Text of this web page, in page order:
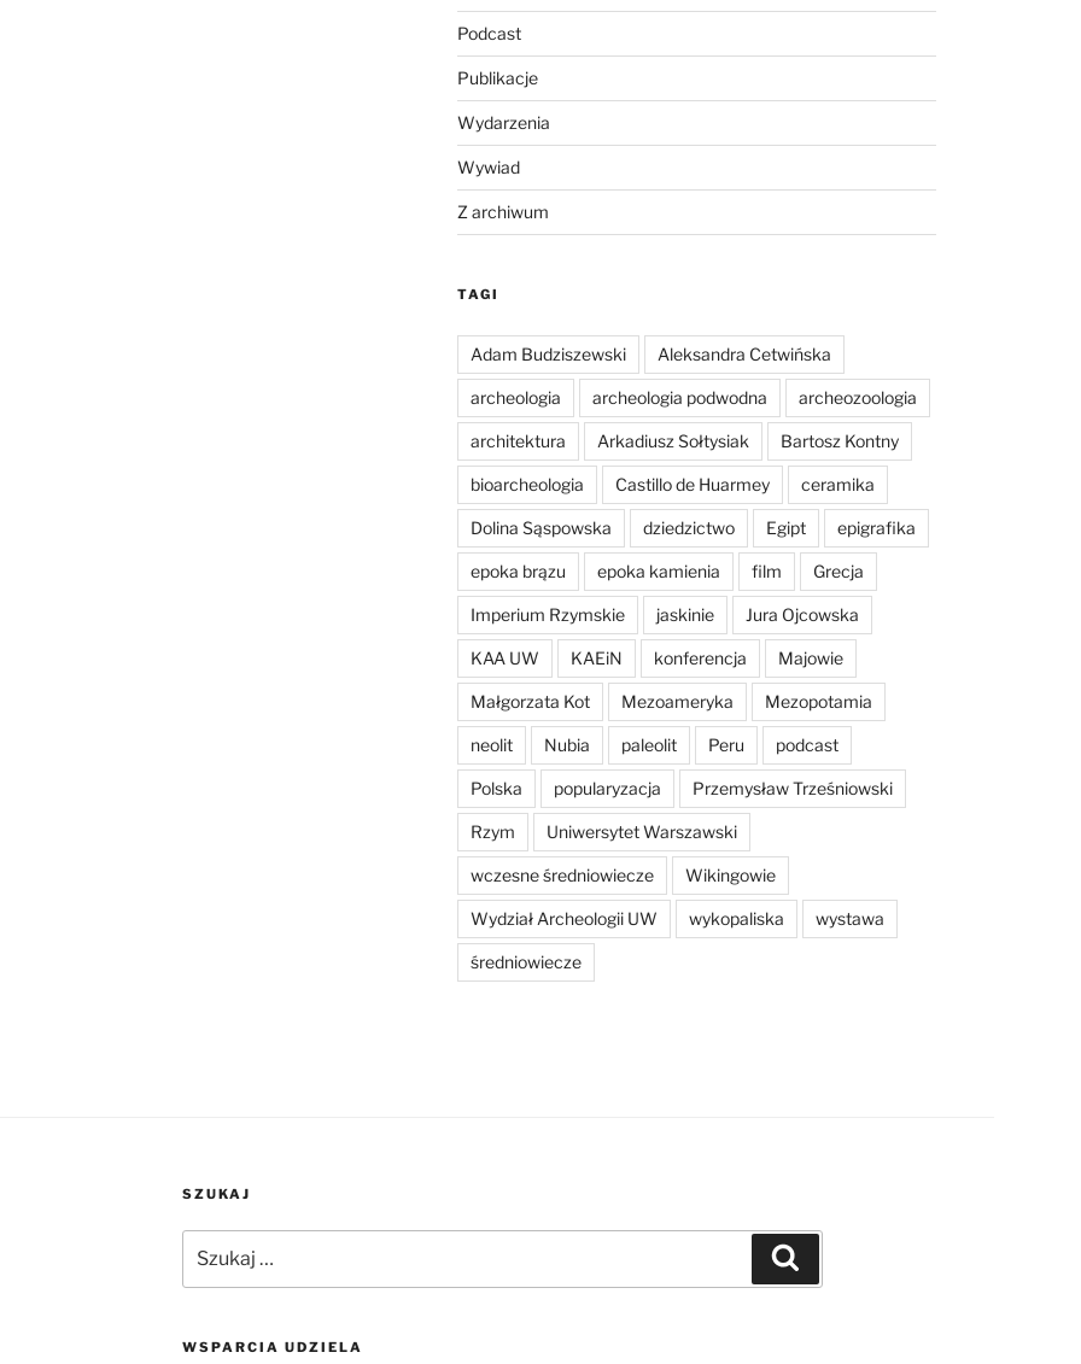
Podcast
Publikacje
Wydarzenia
Wywiad
Z archiwum
TAGI
Adam Budziszewski Aleksandra Cetwińska
archeologia archeologia podwodna archeozoologia
architektura Arkadiusz Sołtysiak Bartosz Kontny
bioarcheologia Castillo de Huarmey ceramika
Dolina Sąspowska dziedzictwo Egipt epigrafika
epoka brązu epoka kamienia film Grecja
Imperium Rzymskie jaskinie Jura Ojcowska
KAA UW KAEiN konferencja Majowie
Małgorzata Kot Mezoameryka Mezopotamia
neolit Nubia paleolit Peru podcast
Polska popularyzacja Przemysław Trześniowski
Rzym Uniwersytet Warszawski
wczesne średniowiecze Wikingowie
Wydział Archeologii UW wykopaliska wystawa
średniowiecze
SZUKAJ
WSPARCIA UDZIELA